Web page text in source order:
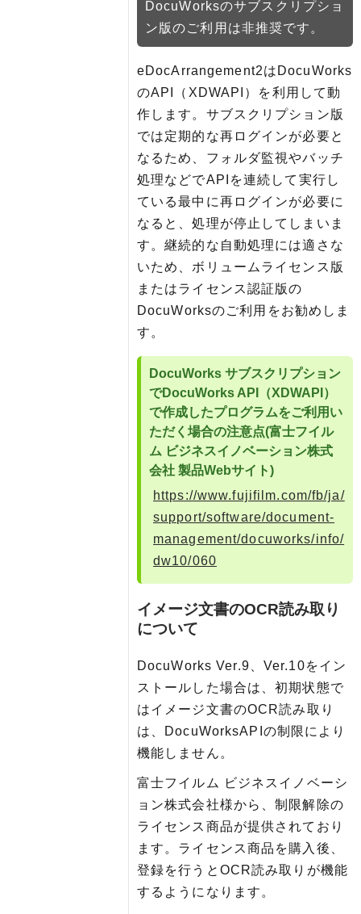
DocuWorksのサブスクリプショ
ン版のご利用は非推奨です。
eDocArrangement2はDocuWorks
のAPI（XDWAPI）を利用して動
作します。サブスクリプション版
では定期的な再ログインが必要と
なるため、フォルダ監視やバッチ
処理などでAPIを連続して実行し
ている最中に再ログインが必要に
なると、処理が停止してしまいま
す。継続的な自動処理には適さな
いため、ボリュームライセンス版
またはライセンス認証版の
DocuWorksのご利用をお勧めしま
す。
DocuWorks サブスクリプション
でDocuWorks API（XDWAPI）
で作成したプログラムをご利用い
ただく場合の注意点(富士フイル
ム ビジネスイノベーション株式
会社 製品Webサイト)
https://www.fujifilm.com/fb/ja/
support/software/document-
management/docuworks/info/
dw10/060
イメージ文書のOCR読み取り
について
DocuWorks Ver.9、Ver.10をイン
ストールした場合は、初期状態で
はイメージ文書のOCR読み取り
は、DocuWorksAPIの制限により
機能しません。
富士フイルム ビジネスイノベーシ
ョン株式会社様から、制限解除の
ライセンス商品が提供されており
ます。ライセンス商品を購入後、
登録を行うとOCR読み取りが機能
するようになります。